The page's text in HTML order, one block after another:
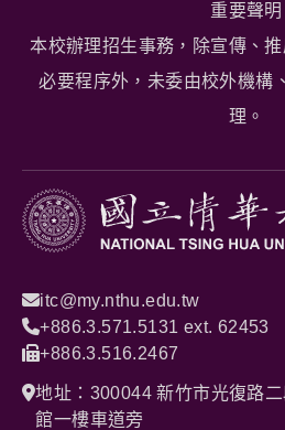
重要聲明
本校辦理招生事務，除宣傳、
必要程序外，未委由校外機構
理。
itc@my.nthu.edu.tw
+886.3.571.5131 ext. 62453
+886.3.516.2467
地址：300044 新竹市光復路
館一樓車道旁